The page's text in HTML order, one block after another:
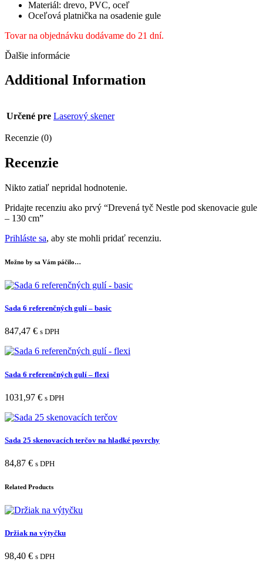
Materiál: drevo, PVC, oceľ
Oceľová platnička na osadenie gule
Tovar na objednávku dodávame do 21 dní.
Ďalšie informácie
Additional Information
Určené pre Laserový skener
Recenzie (0)
Recenzie
Nikto zatiaľ nepridal hodnotenie.
Pridajte recenziu ako prvý “Drevená tyč Nestle pod skenovacie gule
– 130 cm”
Prihláste sa, aby ste mohli pridať recenziu.
Možno by sa Vám páčilo…
Sada 6 referenčných gulí – basic
847,47 € s DPH
Sada 6 referenčných gulí – flexi
1031,97 € s DPH
Sada 25 skenovacích terčov na hladké povrchy
84,87 € s DPH
Related Products
Držiak na výtyčku
98,40 € s DPH